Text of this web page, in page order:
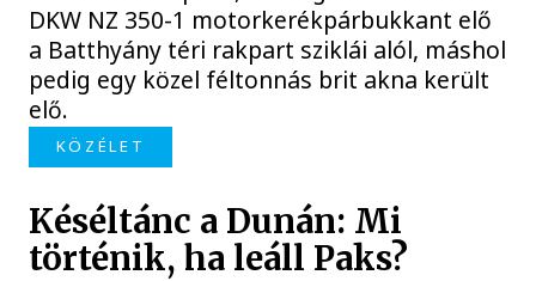
DKW NZ 350-1 motorkerékpárbukkant elő
a Batthyány téri rakpart sziklái alól, máshol
pedig egy közel féltonnás brit akna került
elő.
KÖZÉLET
Késéltánc a Dunán: Mi
történik, ha leáll Paks?